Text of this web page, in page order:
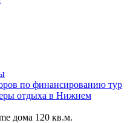
по финансированию тур
отдыха в Нижнем
дома 120 кв.м.